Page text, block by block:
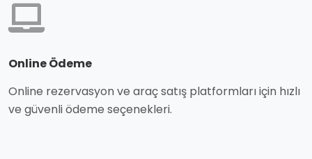
Online Ödeme
Online rezervasyon ve araç satış platformları için hızlı
ve güvenli ödeme seçenekleri.